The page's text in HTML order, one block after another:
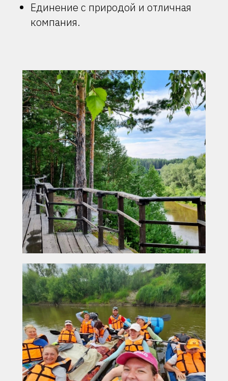
Единение с природой и отличная
компания.